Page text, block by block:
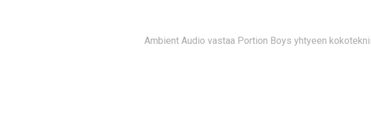
Ambient Audio vastaa Portion Boys yhtyeen